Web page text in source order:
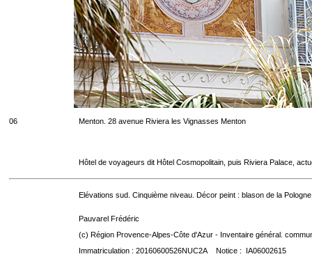
06 Menton. 28 avenue Riviera les Vignasses Menton
Hôtel de voyageurs dit Hôtel Cosmopolitain, puis Riviera Palace,
Elévations sud. Cinquième niveau. Décor peint : blason de la
Pauvarel Frédéric
(c) Région Provence-Alpes-Côte d'Azur - Inventaire général.
Immatriculation : 20160600526NUC2A Notice : IA06002615